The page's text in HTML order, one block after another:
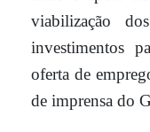
viabilização
investimentos
oferta de
de imprensa do